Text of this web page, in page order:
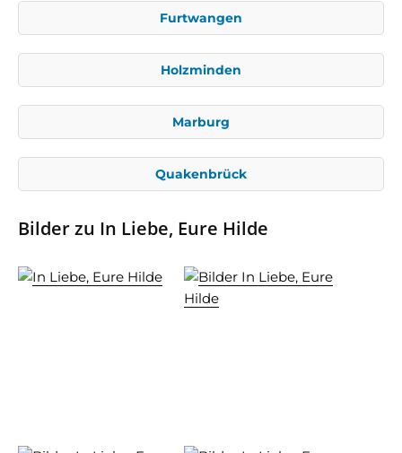
Furtwangen
Holzminden
Marburg
Quakenbrück
Bilder zu In Liebe, Eure Hilde